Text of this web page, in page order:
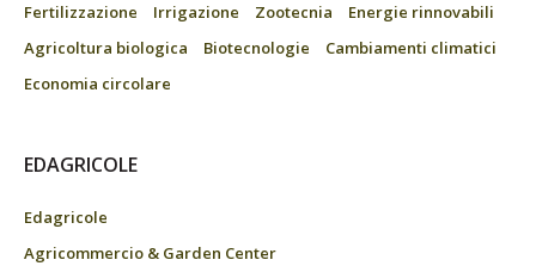
Fertilizzazione
Irrigazione Zootecnia
Energie rinnovabili
Agricoltura biologica
Biotecnologie
Cambiamenti climatici
Economia circolare
EDAGRICOLE
Edagricole
Agricommercio & Garden Center